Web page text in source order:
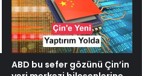
ABD bu sefer gözünü Çin’in